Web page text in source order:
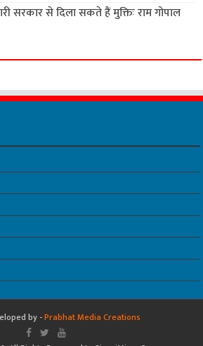
सरकार से दिला सकते हैं मुक्तिः राम गोपाल
by -Prabhat Media Creations